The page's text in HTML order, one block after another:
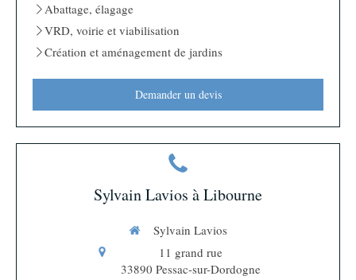
Abattage, élagage
VRD, voirie et viabilisation
Création et aménagement de jardins
Demander un devis
Sylvain Lavios à Libourne
Sylvain Lavios
11 grand rue
33890 Pessac-sur-Dordogne